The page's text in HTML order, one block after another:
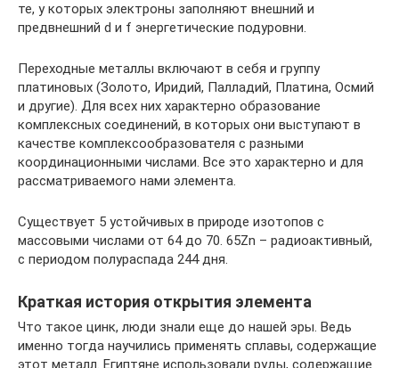
те, у которых электроны заполняют внешний и
предвнешний d и f энергетические подуровни.
Переходные металлы включают в себя и группу
платиновых (Золото, Иридий, Палладий, Платина, Осмий
и другие). Для всех них характерно образование
комплексных соединений, в которых они выступают в
качестве комплексообразователя с разными
координационными числами. Все это характерно и для
рассматриваемого нами элемента.
Существует 5 устойчивых в природе изотопов с
массовыми числами от 64 до 70. 65Zn – радиоактивный,
с периодом полураспада 244 дня.
Краткая история открытия элемента
Что такое цинк, люди знали еще до нашей эры. Ведь
именно тогда научились применять сплавы, содержащие
этот металл. Египтяне использовали руды, содержащие